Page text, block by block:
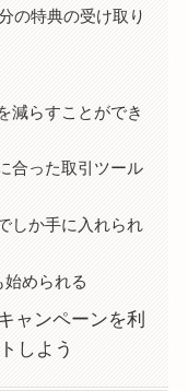
の特典の受け取り
減らすことができ
合った取引ツール
しか手に入れられ
められる
ャンペーンを利
しよう